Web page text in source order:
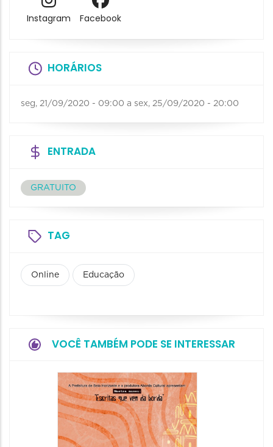
Instagram Facebook
HORÁRIOS
seg, 21/09/2020 - 09:00 a sex, 25/09/2020 - 20:00
ENTRADA
GRATUITO
TAG
Online Educação
VOCÊ TAMBÉM PODE SE INTERESSAR